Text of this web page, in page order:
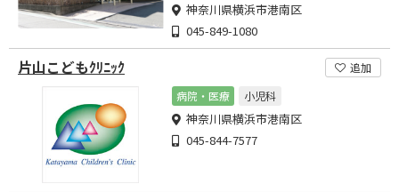
神奈川県横浜市港南区
045-849-1080
片山こどもｸﾘﾆｯｸ
追加
病院・医療
小児科
神奈川県横浜市港南区
045-844-7577